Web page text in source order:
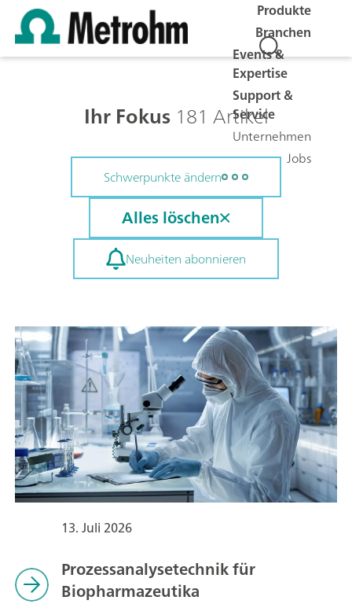
Produkte
Branchen
Events &
Expertise
Support &
Service
Unternehmen
Jobs
Ihr Fokus181 Artikel
Schwerpunkte ändern
Alles löschen
Neuheiten abonnieren
13. Juli 2026
Prozessanalysetechnik für
Biopharmazeutika